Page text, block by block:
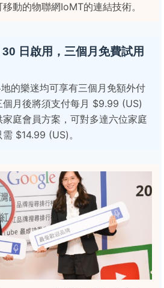
動的物聯網IoMT的連結技術。
日啟用，三個月免費試用
的樂迷均可享有三個月免額外付
個月後將須支付每月 $9.99 (US)
庭會員方案，可對多達六位家庭
$14.99 (US)。